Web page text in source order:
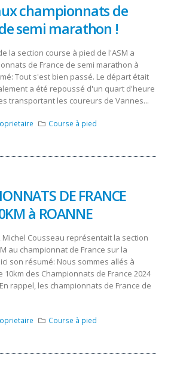
championnats de
semi marathon !
la section course à pied de l'ASM a
de France de semi marathon à
Tout s'est bien passé. Le départ était
a été repoussé d'un quart d'heure
transportant les coureurs de Vannes...
Course à pied
DE FRANCE
à ROANNE
Michel Cousseau représentait la section
au championnat de France sur la
son résumé: Nous sommes allés à
10km des Championnats de France 2024
rappel, les championnats de France de
Course à pied